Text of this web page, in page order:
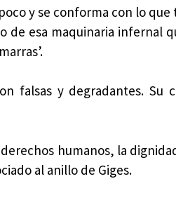
y se conforma con lo
de esa maquinaria infernal
falsas y degradantes. Su
humanos, la
al anillo de Giges.